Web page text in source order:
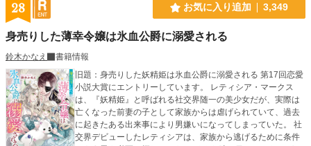
28 お気に入り追加 3,349
身売りした薄幸令嬢は氷血公爵に溺愛される
鈴木かなえ
書籍情報
旧題：身売りした妖精姫は氷血公爵に溺愛される 第17回恋愛
小説大賞にエントリーしています。 レティシア・マークス
は、『妖精姫』と呼ばれる社交界随一の美少女だが、実際は
亡くなった前妻の子として家族からは虐げられていて、過去
に起きたある出来事により男嫌いになってしまっていた。 社
交界デビューしたレティシアは、家族から逃げるために条件